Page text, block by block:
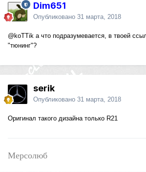
Dim651
Опубликовано 31 марта, 2018
@koTTik а что подразумевается, в твоей
"тюнинг"?
serik
Опубликовано 31 марта, 2018
Оригинал такого дизайна только R21
Мерсолюб